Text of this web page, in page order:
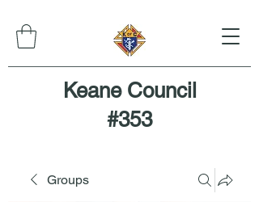
Keane Council
#353
Groups